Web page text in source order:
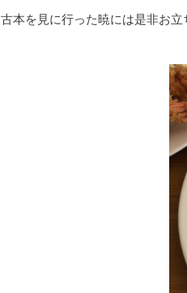
古本を見に行った暁には是非お立